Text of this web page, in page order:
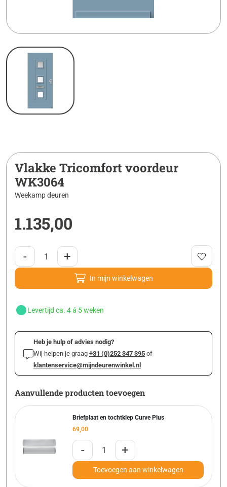
Vlakke Tricomfort voordeur
WK3064
Weekamp deuren
1.135,00
- +
In mijn winkelwagen
Levertijd ca. 4 á 5 weken
Heb je hulp of advies nodig?
Wij helpen je graag +31 (0)252 347 395 of
klantenservice@mijndeurenwinkel.nl
Aanvullende producten toevoegen
Briefplaat en tochtklep Curve Plus
69,00
- +
Toevoegen aan winkelwagen